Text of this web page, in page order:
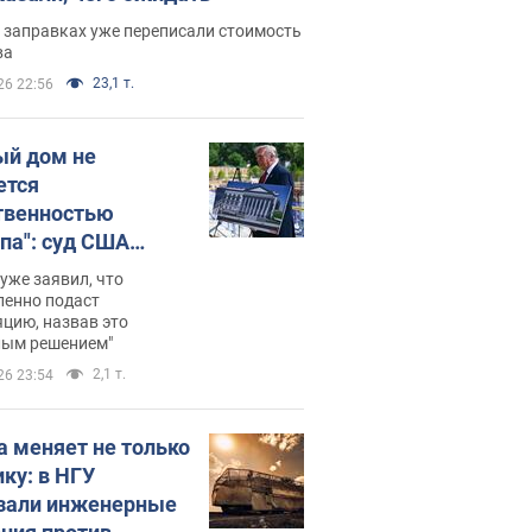
уже переписали стоимость
22:56 23,1 т.
дом не
суд США
зала
400 млн
заявил, что
подаст
назвав это
решением"
23:54 2,1 т.
меняет не только
в НГУ
инженерные